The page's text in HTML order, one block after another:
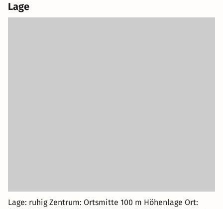
Lage
Lage: ruhig Zentrum: Ortsmitte 100 m Höhenlage Ort: